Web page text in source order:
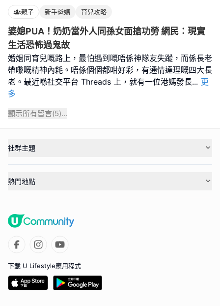
親子 新手爸媽 育兒攻略
婆媳PUA！奶奶當外人同孫女面搶功勞 網民：現實
生活恐怖過鬼故
婚姻同育兒嘅路上，最怕遇到嘅唔係神隊友失蹤，而係長老
帶嚟嘅精神內耗。唔係個個都咁好彩，有通情達理嘅四大長
老。最近喺社交平台 Threads 上，就有一位港媽發長... 更
多
顯示所有留言(5)...
社群主題
熱門地點
下載 U Lifestyle應用程式